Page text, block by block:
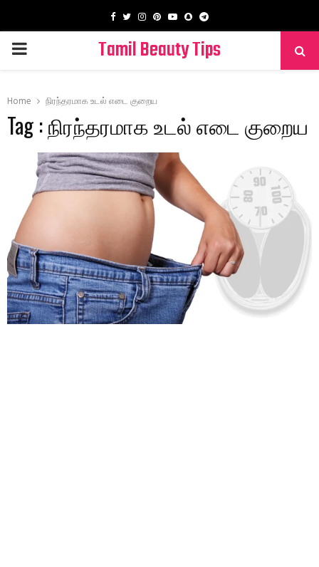
Facebook
TwitterInstagram
PinterestYoutube
SnapchatTelegram
PRIMARY
Tamil Beauty Tips
Home நிரந்தரமாக உடல் எடை குறைய
Tag : நிரந்தரமாக உடல் எடை குறைய